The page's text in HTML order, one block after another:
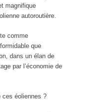
magnifique
autoroutière.
comme
que
dans un élan de
par l’économie de
ces éoliennes ?